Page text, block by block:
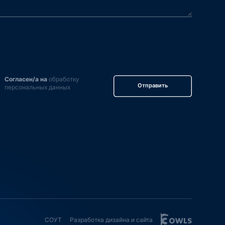
Согласен/а наобработку
персональных данных
Отправить
СОУТ Разработка дизайна и сайта